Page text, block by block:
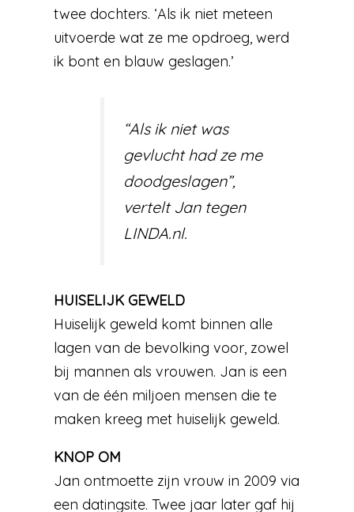
twee dochters. ‘Als ik niet meteen
uitvoerde wat ze me opdroeg, werd
ik bont en blauw geslagen.’
“Als ik niet was
gevlucht had ze me
doodgeslagen”,
vertelt Jan tegen
LINDA.nl.
HUISELIJK GEWELD
Huiselijk geweld komt binnen alle
lagen van de bevolking voor, zowel
bij mannen als vrouwen. Jan is een
van de één miljoen mensen die te
maken kreeg met huiselijk geweld.
KNOP OM
Jan ontmoette zijn vrouw in 2009 via
een datingsite. Twee jaar later gaf hij